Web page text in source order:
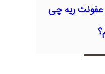
عفونت ریه چی